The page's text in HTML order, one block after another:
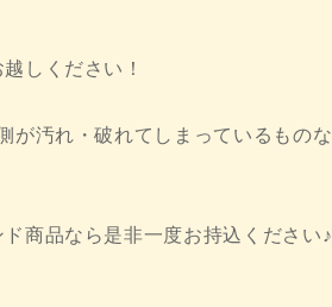
しください！
汚れ・破れてしまっているものな
商品なら是非一度お持込ください♪